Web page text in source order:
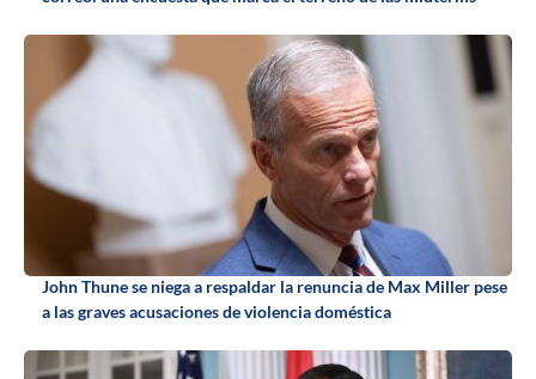
John Thune se niega a respaldar la renuncia de Max Miller pese
a las graves acusaciones de violencia doméstica